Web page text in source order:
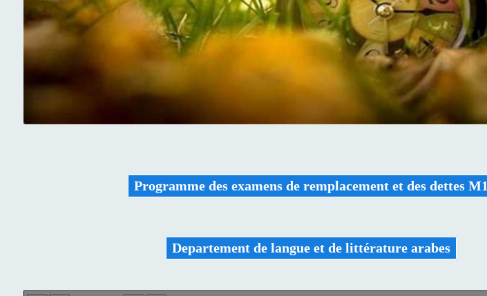
Programme des examens de remplacement et des dettes M1
Departement de langue et de littérature arabes